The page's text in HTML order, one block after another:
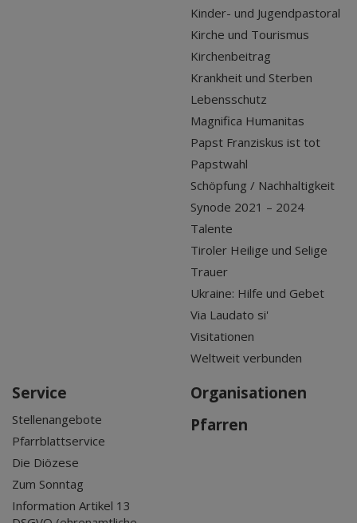
Kinder- und Jugendpastoral
Kirche und Tourismus
Kirchenbeitrag
Krankheit und Sterben
Lebensschutz
Magnifica Humanitas
Papst Franziskus ist tot
Papstwahl
Schöpfung / Nachhaltigkeit
Synode 2021 – 2024
Talente
Tiroler Heilige und Selige
Trauer
Ukraine: Hilfe und Gebet
Via Laudato si'
Visitationen
Weltweit verbunden
Service
Stellenangebote
Pfarrblattservice
Die Diözese
Zum Sonntag
Information Artikel 13
Organisationen
Pfarren